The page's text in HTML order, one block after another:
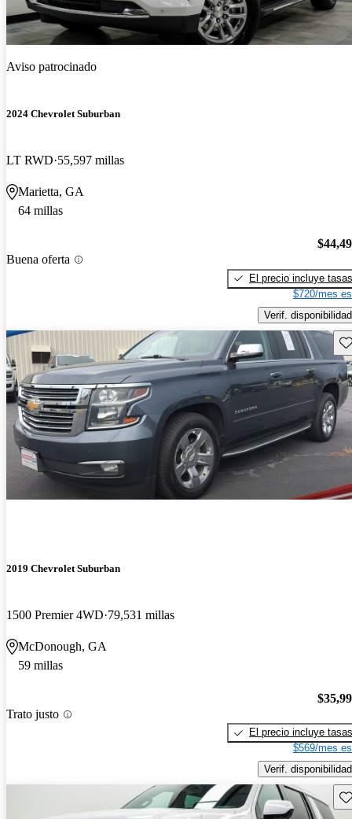
Aviso patrocinado
2024 Chevrolet Suburban
LT RWD 55,597 millas
Marietta, GA
64 millas
Buena oferta
El precio incluye tasas
$720/mes
Verif. disponibilidad
2019 Chevrolet Suburban
1500 Premier 4WD 79,531 millas
McDonough, GA
59 millas
Trato justo
El precio incluye tasas
$569/mes
Verif. disponibilidad